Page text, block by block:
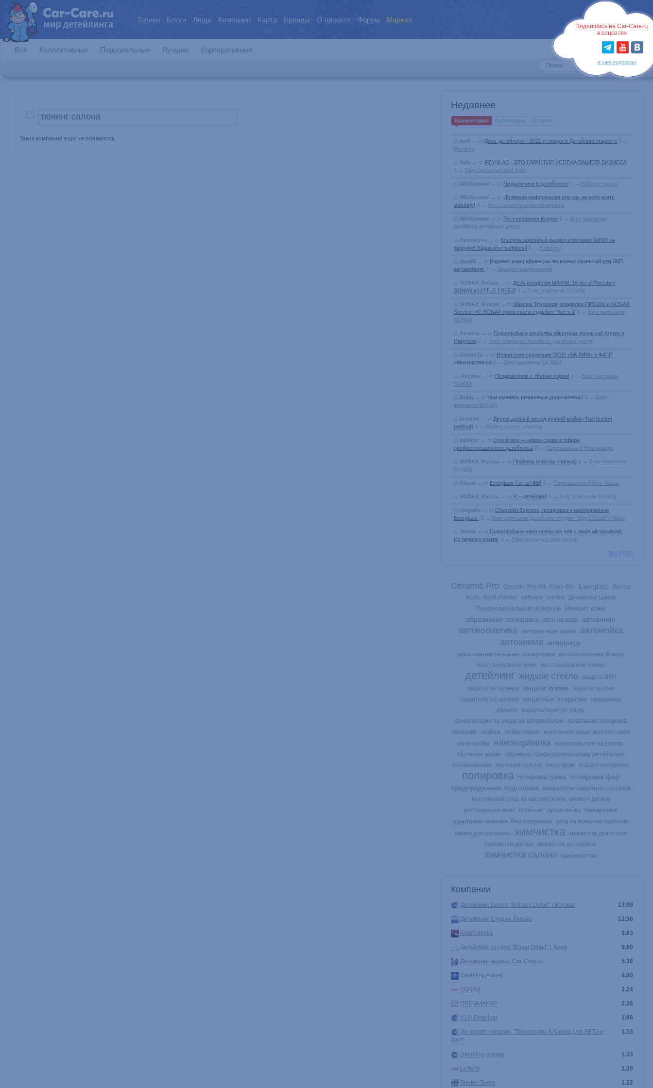
Топики Блоги Люди Компании Карта Бренды О проекте Форум Маркет
Все Коллективные Персональные Лучшие Корпоративные
Подпишись на Car-Care.ru
в соцсетях
я уже подписан
Таких компаний еще не появилось.
Недавнее
Комментарии Публикации Отзывы
wed → День детейлера – 2021 и скидки в Детейлинг-маркете 1
→
Новости
hafs →
FEYNLAB - ЭТО ГАРАНТИЯ УСПЕХА ВАШЕГО БИЗНЕСА.
1
→ Персональный блог hafs
M01Xpower→ Подъемники в детейлинге 1 → Рабочее место
M01Xpower→
Полезная информация или как не надо мыть
машину! 3→ Восстановительная полировка
M01Xpower→ Тест керамики Kragen 1 → Блог компании
AutoBlesk детейлинг центр
Пирожуля →
Консультационный раздел компании Soft99 на
форуме! Задавайте вопросы! 1 → Новости
Max86 →
Вариант классификации защитных покрытий для ЛКП
автомобиля.
7→ Защита поверхностей
SONAX_Russia →
День рождения MAXIM: 15 лет в России с
SONAX и LITTLE TREES! 4→ Блог компании SONAX
SONAX_Russia →
Максим Труханов, владелец ПРО100 и SONAX
Service: «С SONAX меня свела судьба». Часть 2 1 → Блог компании
SONAX
Amente →
Гидрофобные свойства защитных покрытий Krytex в
Иркутске 2 → Блог компании AutoBlesk детейлинг центр
Gangs1a →
Испытания продукции ООО «БК ХИМ» в ФАТП
«Мосгортранс» 2 → Блог компании БК ХИМ
olegator→ Поздравляем с Новым годом! 1 → Блог компании
SONAX
Brain → Чем смазать резиновые уплотнители? 3→ Блог
компании SONAX
polarjet →
Двухведерный метод ручной мойки (Two bucket
method) 3→ Мойка, сушка, очистка
polarjet →
Сухой лед — новое слово в сфере
профессионального детейлинга 2 → Персональный блог polarjet
SONAX_Russia → Правила очистки торпедо 2 → Блог компании
SONAX
Alasar→ Everglass Ferrari 458 1 → Персональный блог Alasar
SONAX_Russia → Я – детейлер! 4→ Блог компании SONAX
olegator→
Chevrolet Express, полировка и нанокерамика
Everglass.
1 → Блог компании Детейлинг-студия "Royal Detail" г. Киев
Vector→
Гидрофобные нано-покрытия для стекол автомобиля.
Из личного опыта.
2 → Персональный блог Vector
Всё | RSS
Ceramic Pro Ceramic Pro 9H Color Glo Everglass
Gyeon
Koch
koch chemie software suntek
Детейлинг центр
Профессиональные полироли
Ремонт кожи
абразивная полировка
авто на воде автовинил
автокосметика автомоечная химия
автомойка
автохимия
антидождь
восстановительная полировка
восстановление блеска
восстановление кожи
восстановление хрома
детейлинг жидкое стекло
защита ЛКП
защита интерьера
защита кузова
защита салона
защитная полировка
защитные покрытия керамика
клининг
консультации по уходу
консультации по уходу за автомобилем
локальная полировка
магваерс
мойка мойка паром
нанесение защитных составов
нано-мойка
нанокерамика
нанопокрытие на стекла
обучение мойке
обучение профессиональному детейлингу
озонирование
перешив салона пищепром подари полировку
полировка полировка кузова
полировка фар
предпродажная подготовка
разработка защитных составов
регулярный уход за автомобилем
ремонт дисков
реставрация кожи
стайлинг сухая мойка
тонировка
удаление вмятин без покраски
уход за кожаным салоном
химия для автомоек
химчистка
химчистка двигателя
химчистка дисков
химчистка интерьера
химчистка салона шиномонтаж
Компании
13.99
Детейлинг Центр "Brilliant Detail" г.Москва
12.36
Детейлинг Студия Alessio
9.83
AutoEstetika
9.60
Детейлинг-студия "Royal Detail" г. Киев
5.36
Детейлинг-маркет Car-Care.ru
4.80
Detailing Planet
3.24
SONAX
2.26
ПРЕММАКАР
1.66
V.I.P. Detailing
1.33
Интернет-магазин "Технологии XXI века для АВТО и
ЯХТ"
1.33
Detailing-garage
1.29
LeTech
1.22
Винил-Томск